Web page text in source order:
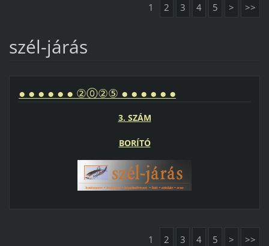
1 2 3 4 5 > >>
szél-járás
● ● ● ● ● ● ②⓪②⑤ ● ● ● ● ● ●
3. SZÁM
BORÍTÓ
1 2 3 4 5 > >>